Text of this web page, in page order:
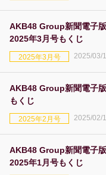
AKB48 Group新聞電子
2025年3月号もくじ
2025年3月号 2025/03/
AKB48 Group新聞電子
もくじ
2025年2月号 2025/02/
AKB48 Group新聞電子
2025年1月号もくじ